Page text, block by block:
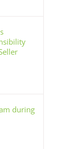
during